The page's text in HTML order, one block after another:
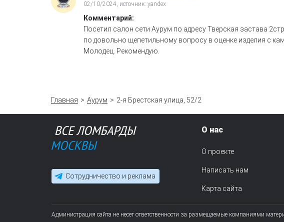
02/10/2024, источник: yandex
Комментарий:
Посетил салон сети Аурум по адресу Тверская застава
по довольно щепетильному вопросу в оценке изделия с
Молодец. Рекомендую.
Главная Аурум 2-я Брестская улица, 52/2
О нас
О проекте
Написать нам
Карта сайта
Сотрудничество и реклама
Администрация сайта не несет ответственности за размещаемые компаниями